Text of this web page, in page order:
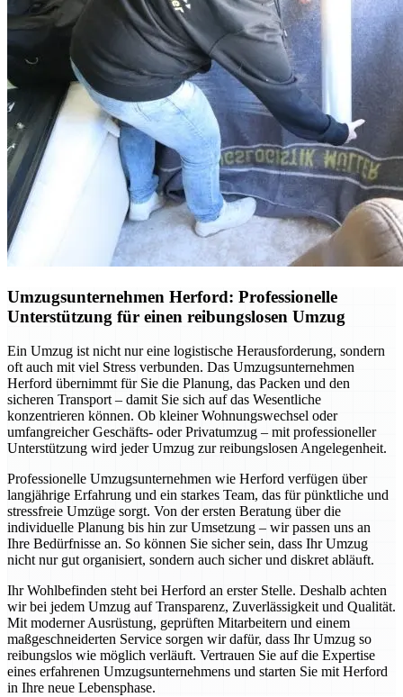
Umzugsunternehmen Herford: Professionelle
Unterstützung für einen reibungslosen Umzug
Ein Umzug ist nicht nur eine logistische Herausforderung, sondern
oft auch mit viel Stress verbunden. Das Umzugsunternehmen
Herford übernimmt für Sie die Planung, das Packen und den
sicheren Transport – damit Sie sich auf das Wesentliche
konzentrieren können. Ob kleiner Wohnungswechsel oder
umfangreicher Geschäfts- oder Privatumzug – mit professioneller
Unterstützung wird jeder Umzug zur reibungslosen Angelegenheit.
Professionelle Umzugsunternehmen wie Herford verfügen über
langjährige Erfahrung und ein starkes Team, das für pünktliche und
stressfreie Umzüge sorgt. Von der ersten Beratung über die
individuelle Planung bis hin zur Umsetzung – wir passen uns an
Ihre Bedürfnisse an. So können Sie sicher sein, dass Ihr Umzug
nicht nur gut organisiert, sondern auch sicher und diskret abläuft.
Ihr Wohlbefinden steht bei Herford an erster Stelle. Deshalb achten
wir bei jedem Umzug auf Transparenz, Zuverlässigkeit und Qualität.
Mit moderner Ausrüstung, geprüften Mitarbeitern und einem
maßgeschneiderten Service sorgen wir dafür, dass Ihr Umzug so
reibungslos wie möglich verläuft. Vertrauen Sie auf die Expertise
eines erfahrenen Umzugsunternehmens und starten Sie mit Herford
in Ihre neue Lebensphase.